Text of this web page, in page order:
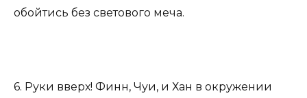
обойтись без светового меча.
6. Руки вверх! Финн, Чуи, и Хан в окружении